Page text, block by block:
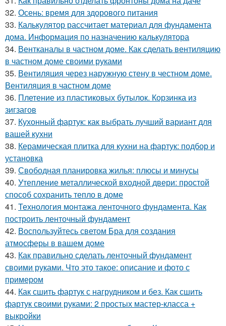
32. Осень: время для здорового питания
33. Калькулятор рассчитает материал для фундамента
дома. Информация по назначению калькулятора
34. Вентканалы в частном доме. Как сделать вентиляцию
в частном доме своими руками
35. Вентиляция через наружную стену в честном доме.
Вентиляция в частном доме
36. Плетение из пластиковых бутылок. Корзинка из
зигзагов
37. Кухонный фартук: как выбрать лучший вариант для
вашей кухни
38. Керамическая плитка для кухни на фартук: подбор и
установка
39. Свободная планировка жилья: плюсы и минусы
40. Утепление металлической входной двери: простой
способ сохранить тепло в доме
41. Технология монтажа ленточного фундамента. Как
построить ленточный фундамент
42. Воспользуйтесь светом Бра для создания
атмосферы в вашем доме
43. Как правильно сделать ленточный фундамент
своими руками. Что это такое: описание и фото с
примером
44. Как сшить фартук с нагрудником и без. Как сшить
фартук своими руками: 2 простых мастер-класса +
выкройки